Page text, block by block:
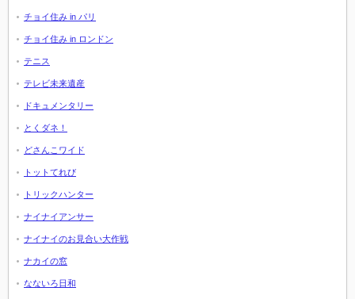
チョイ住み in パリ
チョイ住み in ロンドン
テニス
テレビ未来遺産
ドキュメンタリー
とくダネ！
どさんこワイド
トットてれび
トリックハンター
ナイナイアンサー
ナイナイのお見合い大作戦
ナカイの窓
なないろ日和